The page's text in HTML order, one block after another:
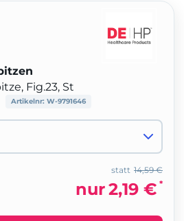
Fig.23, St
Artikelnr: W-9791646
14,59 €
statt
nur2,19 € *